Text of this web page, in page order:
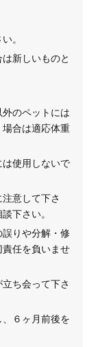
。
新しいものと
のペットには
合は適応体重
使用しないで
意して下さ
下さい。
りや分解・修
任を負いませ
ち会って下さ
６ヶ月前後を